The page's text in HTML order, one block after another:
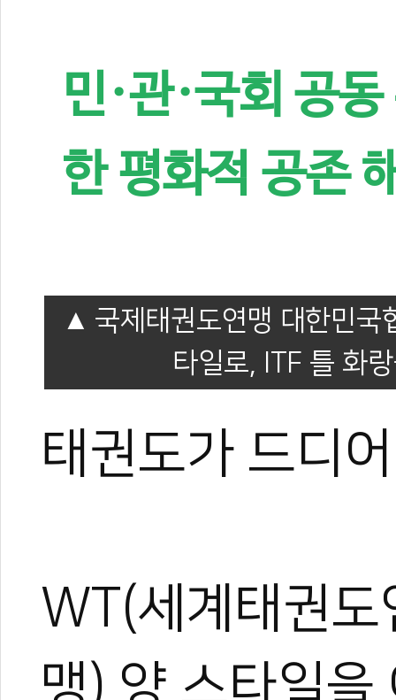
민·관·국회 공
한 평화적 공존
국제태권도연맹 대한민
타일로, ITF 틀 화
태권도가 드디
WT(세계태권
맹) 양 스타일을